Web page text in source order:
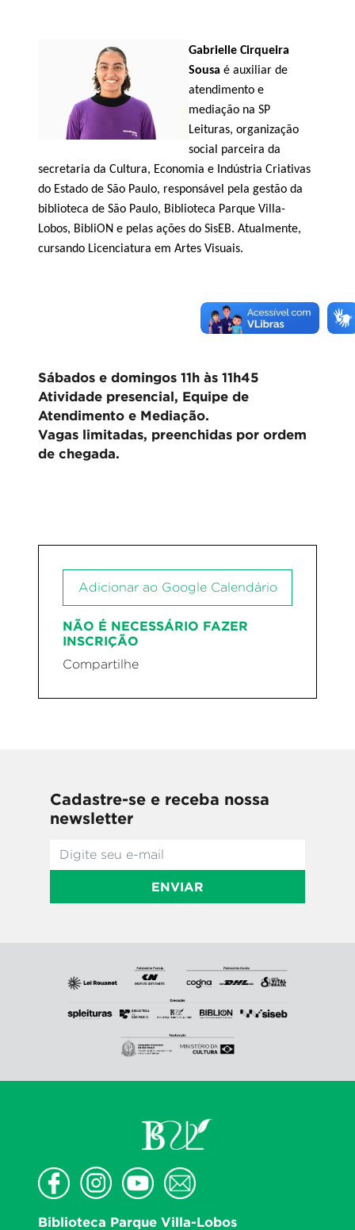
Gabrielle Cirqueira
Sousa é auxiliar de
atendimento e
mediação na SP
Leituras, organização
social parceira da
secretaria da Cultura, Economia e Indústria Criativas
do Estado de São Paulo, responsável pela gestão da
biblioteca de São Paulo, Biblioteca Parque Villa-
Lobos, BibliON e pelas ações do SisEB. Atualmente,
cursando Licenciatura em Artes Visuais.
Sábados e domingos 11h às 11h45
Atividade presencial, Equipe de
Atendimento e Mediação.
Vagas limitadas, preenchidas por ordem
de chegada.
Adicionar ao Google Calendário
NÃO É NECESSÁRIO FAZER
INSCRIÇÃO
Compartilhe
Cadastre-se e receba nossa
newsletter
ENVIAR
Biblioteca Parque Villa-Lobos